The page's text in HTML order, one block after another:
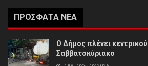
ΠΡΌΣΦΑΤΑ ΝΈΑ
Ο Δήμος πλένει
Σαββατοκύριακο